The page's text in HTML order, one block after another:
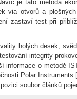
je tato metoda
via otvorů a
zastaví test při
holých desek,
integrity
informace o metodě
Polar
soubor článků